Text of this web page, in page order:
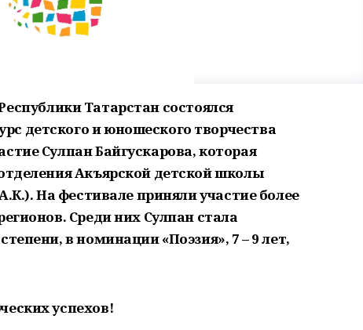
Татарстан состоялся
детского и юношеского творчества
Сулпан Байгускарова, которая
Акъярской детской школы
На фестивале приняли участие более
Среди них Сулпан стала
в номинации «Поэзия», 7 – 9 лет,
успехов!